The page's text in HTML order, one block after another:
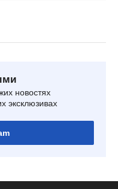
новостях
эксклюзивах